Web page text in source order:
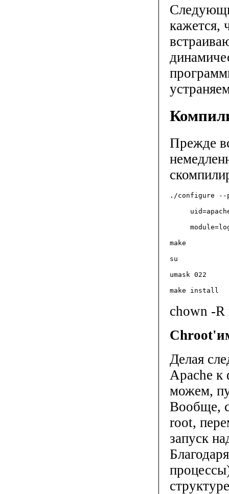
кажется,
Прежде
./configure --
make
su
umask 022
make install
chown -R
Chroot'
Делая
Apache к
можем,
Вообще,
root,
запуск